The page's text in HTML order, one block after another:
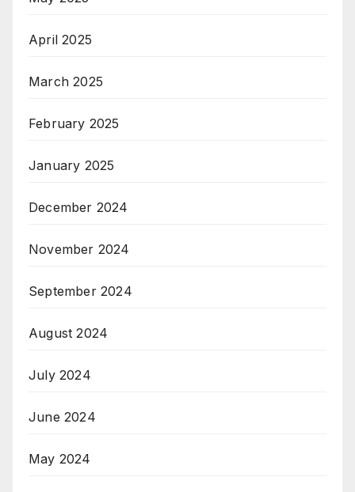
April 2025
March 2025
February 2025
January 2025
December 2024
November 2024
September 2024
August 2024
July 2024
June 2024
May 2024